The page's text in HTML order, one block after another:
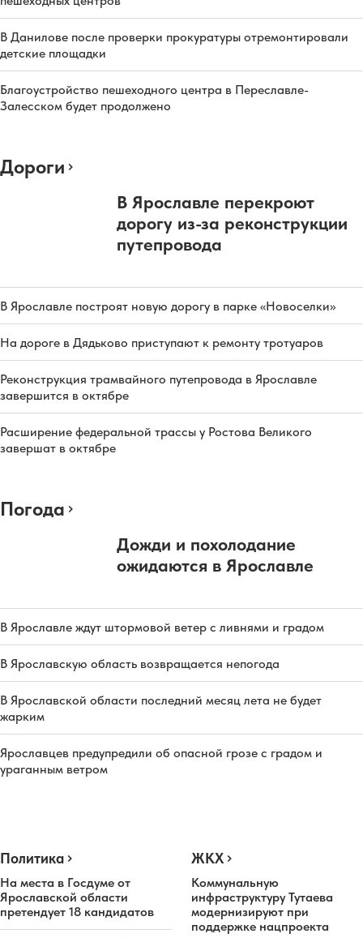
В Данилове после проверки прокуратуры отремонтировали
детские площадки
Благоустройство пешеходного центра в Переславле-
Залесском будет продолжено
Дороги
В Ярославле перекроют
дорогу из-за реконструкции
путепровода
В Ярославле построят новую дорогу в парке «Новоселки»
На дороге в Дядьково приступают к ремонту тротуаров
Реконструкция трамвайного путепровода в Ярославле
завершится в октябре
Расширение федеральной трассы у Ростова Великого
завершат в октябре
Погода
Дожди и похолодание
ожидаются в Ярославле
В Ярославле ждут штормовой ветер с ливнями и градом
В Ярославскую область возвращается непогода
В Ярославской области последний месяц лета не будет
жарким
Ярославцев предупредили об опасной грозе с градом и
ураганным ветром
Политика
На места в Госдуме от
Ярославской области
претендует 18 кандидатов
ЖКХ
Коммунальную
инфраструктуру Тутаева
модернизируют при
поддержке нацпроекта